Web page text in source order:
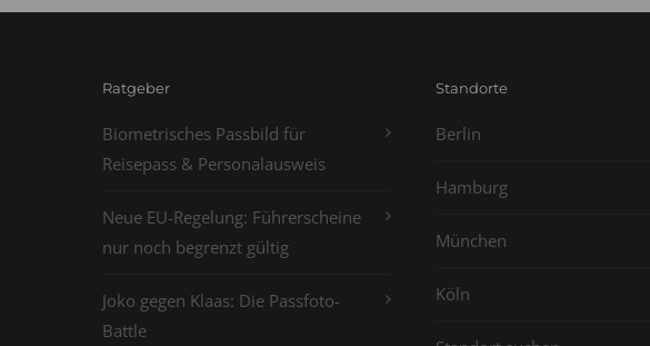
Ratgeber
Biometrisches Passbild für
Reisepass & Personalausweis
Neue EU-Regelung: Führerscheine
nur noch begrenzt gültig
Joko gegen Klaas: Die Passfoto-
Battle
Standorte
Berlin
Hamburg
München
Köln